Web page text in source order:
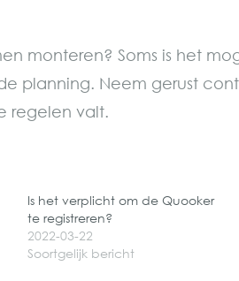
monteren? Soms is het
planning. Neem gerust
regelen valt.
Is het verplicht om de Quooker
te registreren?
2022-03-22
Soortgelijk bericht